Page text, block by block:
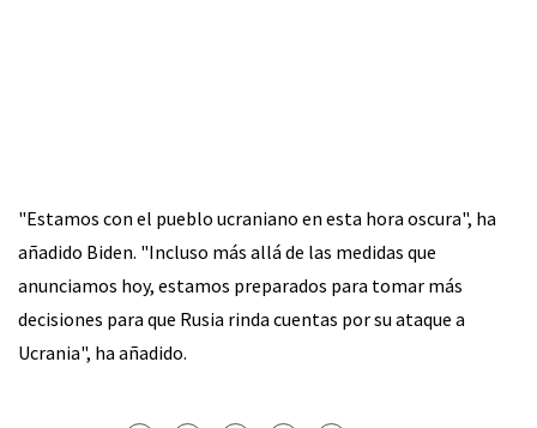
"Estamos con el pueblo ucraniano en esta hora oscura", ha
añadido Biden. "Incluso más allá de las medidas que
anunciamos hoy, estamos preparados para tomar más
decisiones para que Rusia rinda cuentas por su ataque a
Ucrania", ha añadido.